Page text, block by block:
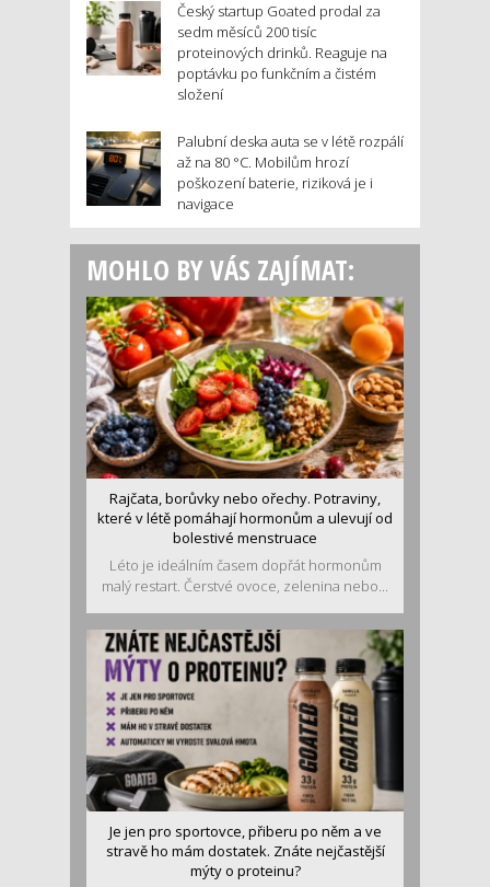
Český startup Goated prodal za
sedm měsíců 200 tisíc
proteinových drinků. Reaguje na
poptávku po funkčním a čistém
složení
Palubní deska auta se v létě rozpálí
až na 80 °C. Mobilům hrozí
poškození baterie, riziková je i
navigace
MOHLO BY VÁS ZAJÍMAT:
Rajčata, borůvky nebo ořechy. Potraviny,
které v létě pomáhají hormonům a ulevují od
bolestivé menstruace
Léto je ideálním časem dopřát hormonům
malý restart. Čerstvé ovoce, zelenina nebo...
Je jen pro sportovce, přiberu po něm a ve
stravě ho mám dostatek. Znáte nejčastější
mýty o proteinu?